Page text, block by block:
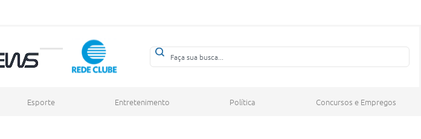
Esporte Entretenimento Política Concursos e Empregos